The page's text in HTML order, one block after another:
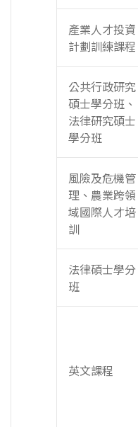
產業人才投資
計劃訓練課程
公共行政研究
碩士學分班、
法律研究碩士
學分班
風險及危機管
理、農業跨領
域國際人才培
訓
法律碩士學分
班
英文課程